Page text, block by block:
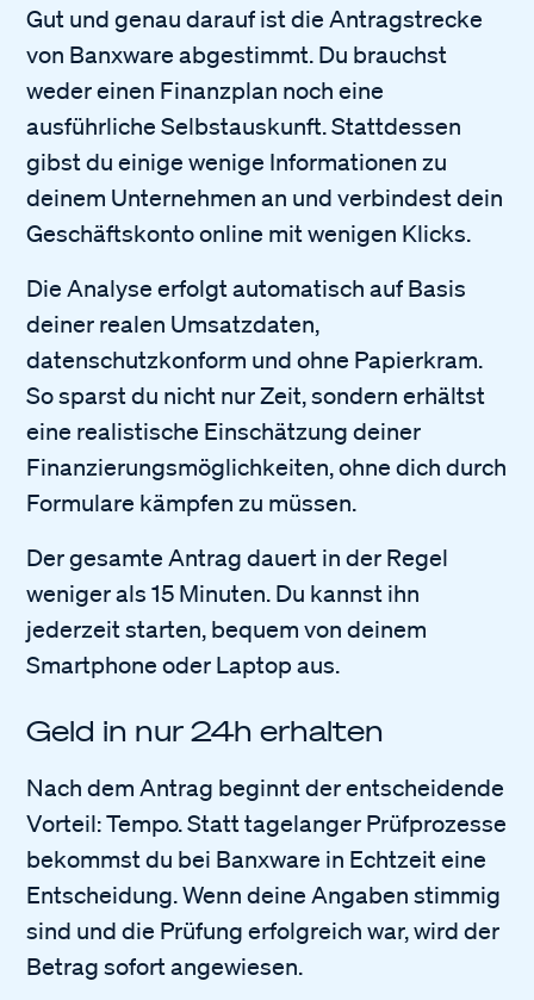
Gut und genau darauf ist die Antragstrecke
von Banxware abgestimmt. Du brauchst
weder einen Finanzplan noch eine
ausführliche Selbstauskunft. Stattdessen
gibst du einige wenige Informationen zu
deinem Unternehmen an und verbindest dein
Geschäftskonto online mit wenigen Klicks.
Die Analyse erfolgt automatisch auf Basis
deiner realen Umsatzdaten,
datenschutzkonform und ohne Papierkram.
So sparst du nicht nur Zeit, sondern erhältst
eine realistische Einschätzung deiner
Finanzierungsmöglichkeiten, ohne dich durch
Formulare kämpfen zu müssen.
Der gesamte Antrag dauert in der Regel
weniger als 15 Minuten. Du kannst ihn
jederzeit starten, bequem von deinem
Smartphone oder Laptop aus.
Geld in nur 24h erhalten
Nach dem Antrag beginnt der entscheidende
Vorteil: Tempo. Statt tagelanger Prüfprozesse
bekommst du bei Banxware in Echtzeit eine
Entscheidung. Wenn deine Angaben stimmig
sind und die Prüfung erfolgreich war, wird der
Betrag sofort angewiesen.